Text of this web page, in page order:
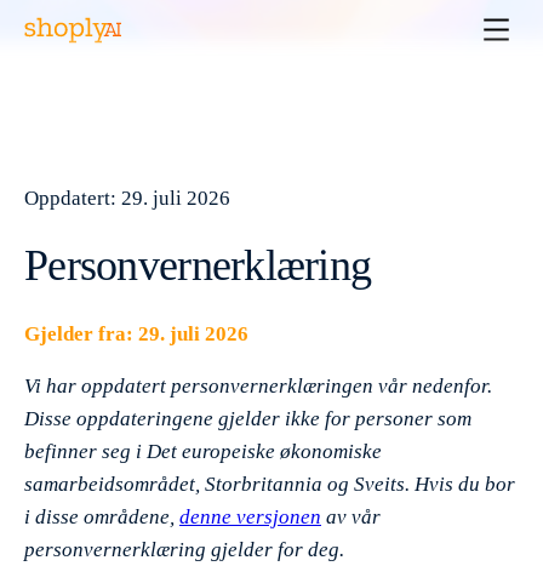
Oppdatert: 29. juli 2026
Personvernerklæring
Gjelder fra: 29. juli 2026
Vi har oppdatert personvernerklæringen vår nedenfor.
Disse oppdateringene gjelder ikke for personer som
befinner seg i Det europeiske økonomiske
samarbeidsområdet, Storbritannia og Sveits. Hvis du bor
i disse områdene, denne versjonen av vår
personvernerklæring gjelder for deg.